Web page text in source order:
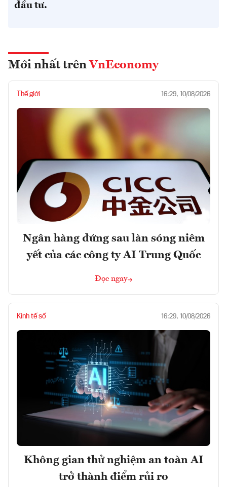
đầu tư.
Mới nhất trên VnEconomy
Thế giới 16:29, 10/08/2026
Ngân hàng đứng sau làn sóng niêm
yết của các công ty AI Trung Quốc
Đọc ngay
Kinh tế số 16:29, 10/08/2026
Không gian thử nghiệm an toàn AI
trở thành điểm rủi ro